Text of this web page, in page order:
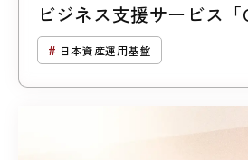
ビジネス支援サービス「
ーバス）のご支援残高
日本資産運用基盤